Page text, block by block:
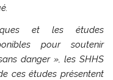
et les études
pour soutenir
danger », les SHHS
ces études présentent